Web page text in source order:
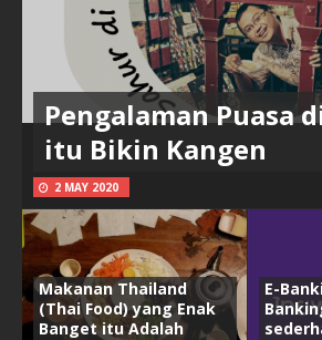
Pengalaman Puasa
itu Bikin Kangen
2 MAY 2020
Makanan Thailand
(Thai Food) yang Enak
Banget itu Adalah
E-